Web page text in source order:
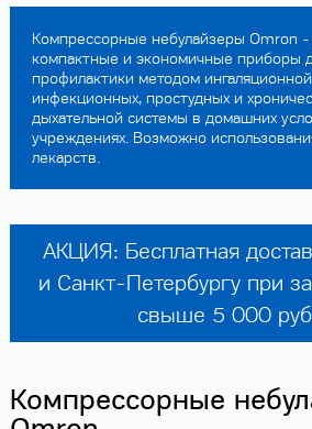
Компрессорные небулайзеры Omron
компактные и экономичные приборы
профилактики методом
инфекционных, простудных и
дыхательной системы в домашних
учреждениях. Возможно
лекарств.
АКЦИЯ: Бесплатная
и Санкт-Петербургу при
свыше 5 000
Компрессорные